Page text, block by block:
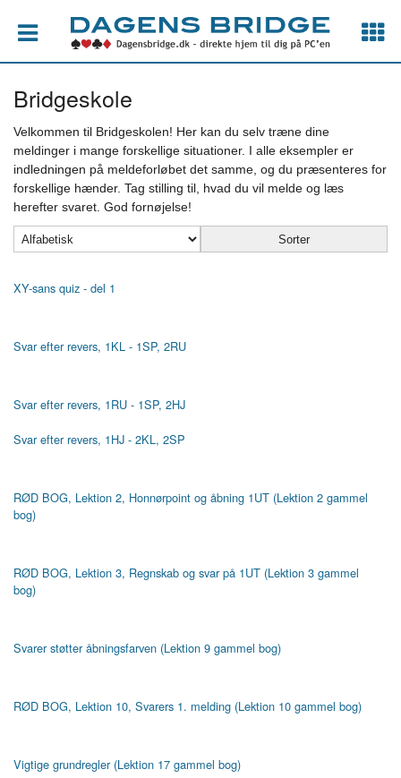
Bridgeskole
Velkommen til Bridgeskolen! Her kan du selv træne dine
meldinger i mange forskellige situationer. I alle eksempler er
indledningen på meldeforløbet det samme, og du præsenteres for
forskellige hænder. Tag stilling til, hvad du vil melde og læs
herefter svaret. God fornøjelse!
XY-sans quiz - del 1
Svar efter revers, 1KL - 1SP, 2RU
Svar efter revers, 1RU - 1SP, 2HJ
Svar efter revers, 1HJ - 2KL, 2SP
RØD BOG, Lektion 2, Honnørpoint og åbning 1UT (Lektion 2 gammel
bog)
RØD BOG, Lektion 3, Regnskab og svar på 1UT (Lektion 3 gammel
bog)
Svarer støtter åbningsfarven (Lektion 9 gammel bog)
RØD BOG, Lektion 10, Svarers 1. melding (Lektion 10 gammel bog)
Vigtige grundregler (Lektion 17 gammel bog)